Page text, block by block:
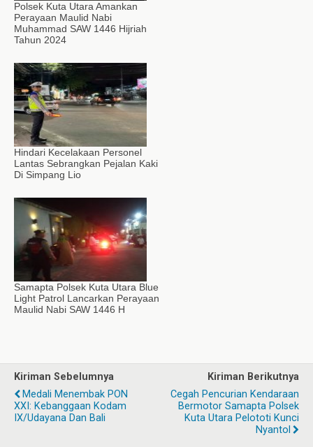
Polsek Kuta Utara Amankan
Perayaan Maulid Nabi
Muhammad SAW 1446 Hijriah
Tahun 2024
Hindari Kecelakaan Personel
Lantas Sebrangkan Pejalan Kaki
Di Simpang Lio
Samapta Polsek Kuta Utara Blue
Light Patrol Lancarkan Perayaan
Maulid Nabi SAW 1446 H
Kiriman Sebelumnya
Medali Menembak PON
XXI: Kebanggaan Kodam
IX/Udayana Dan Bali
Kiriman Berikutnya
Cegah Pencurian Kendaraan
Bermotor Samapta Polsek
Kuta Utara Pelototi Kunci
Nyantol